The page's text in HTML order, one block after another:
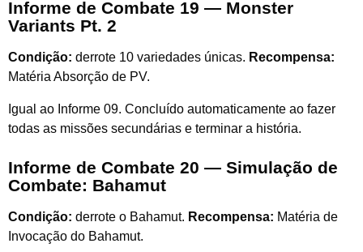
Informe de Combate 19 — Monster
Variants Pt. 2
Condição: derrote 10 variedades únicas. Recompensa:
Matéria Absorção de PV.
Igual ao Informe 09. Concluído automaticamente ao fazer
todas as missões secundárias e terminar a história.
Informe de Combate 20 — Simulação de
Combate: Bahamut
Condição: derrote o Bahamut. Recompensa: Matéria de
Invocação do Bahamut.